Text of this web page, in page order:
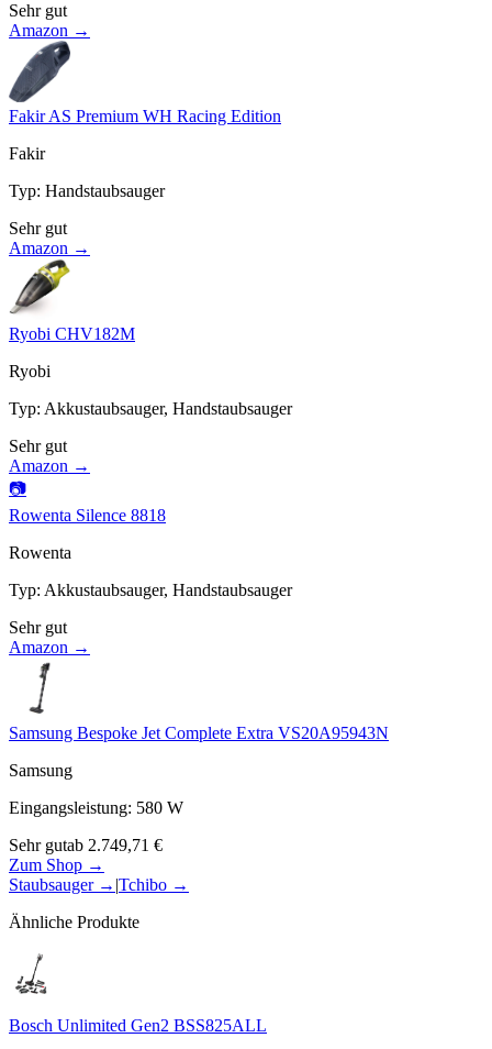
Sehr gut
Amazon →
Fakir AS Premium WH Racing Edition
Fakir
Typ: Handstaubsauger
Sehr gut
Amazon →
Ryobi CHV182M
Ryobi
Typ: Akkustaubsauger, Handstaubsauger
Sehr gut
Amazon →
📷
Rowenta Silence 8818
Rowenta
Typ: Akkustaubsauger, Handstaubsauger
Sehr gut
Amazon →
Samsung Bespoke Jet Complete Extra VS20A95943N
Samsung
Eingangsleistung: 580 W
Sehr gutab 2.749,71 €
Zum Shop →
Staubsauger→ |Tchibo →
Ähnliche Produkte
Bosch Unlimited Gen2 BSS825ALL